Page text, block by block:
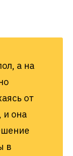
а на
от
и она
в